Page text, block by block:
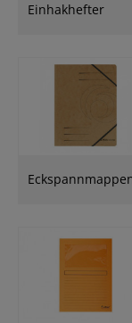
Einhakhefter